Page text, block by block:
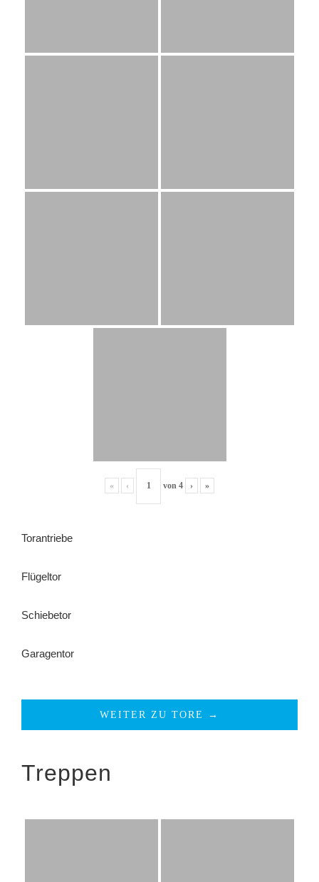
« ‹ von 4 › »
Torantriebe
Flügeltor
Schiebetor
Garagentor
WEITER ZU TORE →
Treppen